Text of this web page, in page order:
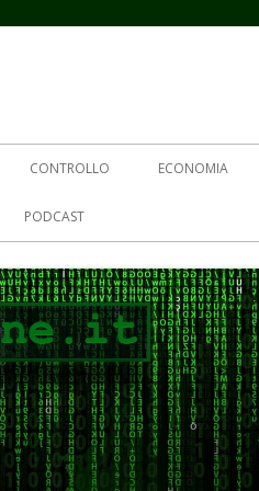
CONTROLLO ECONOMIA
PODCAST